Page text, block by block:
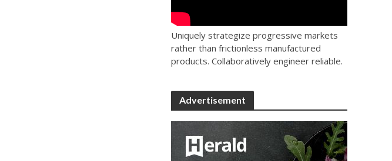
Uniquely strategize progressive markets
rather than frictionless manufactured
products. Collaboratively engineer reliable.
Advertisement